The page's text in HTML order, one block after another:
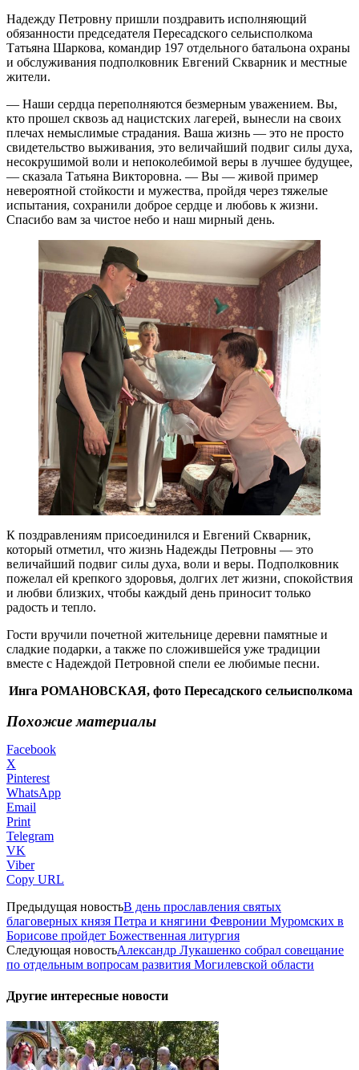
Надежду Петровну пришли поздравить исполняющий
обязанности председателя Пересадского сельисполкома
Татьяна Шаркова, командир 197 отдельного батальона охраны
и обслуживания подполковник Евгений Скварник и местные
жители.
— Наши сердца переполняются безмерным уважением. Вы,
кто прошел сквозь ад нацистских лагерей, вынесли на своих
плечах немыслимые страдания. Ваша жизнь — это не просто
свидетельство выживания, это величайший подвиг силы духа,
несокрушимой воли и непоколебимой веры в лучшее будущее,
— сказала Татьяна Викторовна. — Вы — живой пример
невероятной стойкости и мужества, пройдя через тяжелые
испытания, сохранили доброе сердце и любовь к жизни.
Спасибо вам за чистое небо и наш мирный день.
К поздравлениям присоединился и Евгений Скварник,
который отметил, что жизнь Надежды Петровны — это
величайший подвиг силы духа, воли и веры. Подполковник
пожелал ей крепкого здоровья, долгих лет жизни, спокойствия
и любви близких, чтобы каждый день приносит только
радость и тепло.
Гости вручили почетной жительнице деревни памятные и
сладкие подарки, а также по сложившейся уже традиции
вместе с Надеждой Петровной спели ее любимые песни.
Инга РОМАНОВСКАЯ, фото Пересадского сельисполкома
Похожие материалы
Facebook
X
Pinterest
WhatsApp
Email
Print
Telegram
VK
Viber
Copy URL
Предыдущая новостьВ день прославления святых
благоверных князя Петра и княгини Февронии Муромских в
Борисове пройдет Божественная литургия
Следующая новостьАлександр Лукашенко собрал совещание
по отдельным вопросам развития Могилевской области
Другие интересные новости